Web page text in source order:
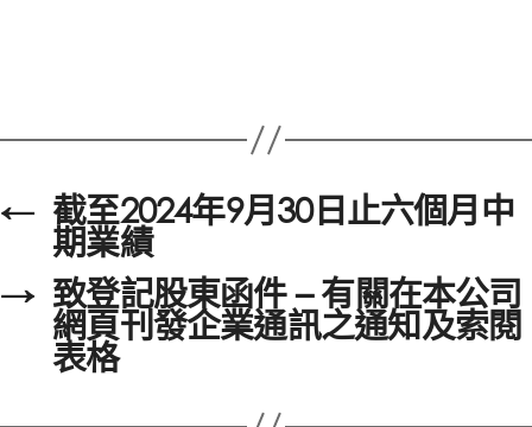
← 截至2024年9月30日止六個月中
期業績
→ 致登記股東函件 – 有關在本公司
網頁刊發企業通訊之通知及索閱
表格